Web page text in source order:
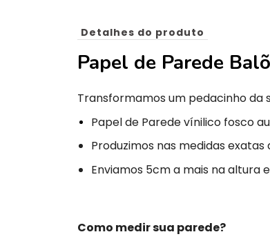
Detalhes do produto
Papel de Parede
Transformamos um pedacinho da
Papel de Parede vínilico fosco
Produzimos nas medidas
Enviamos 5cm a mais na altura
Como medir sua parede?